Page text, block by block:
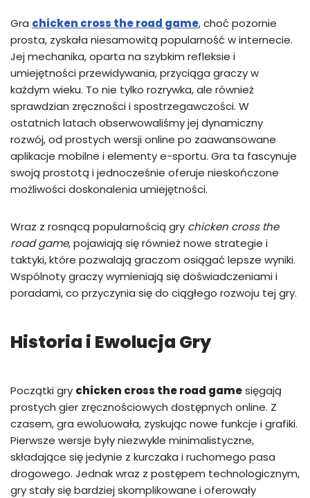
Gra chicken cross the road game, choć pozornie
prosta, zyskała niesamowitą popularność w internecie.
Jej mechanika, oparta na szybkim refleksie i
umiejętności przewidywania, przyciąga graczy w
każdym wieku. To nie tylko rozrywka, ale również
sprawdzian zręczności i spostrzegawczości. W
ostatnich latach obserwowaliśmy jej dynamiczny
rozwój, od prostych wersji online po zaawansowane
aplikacje mobilne i elementy e-sportu. Gra ta fascynuje
swoją prostotą i jednocześnie oferuje nieskończone
możliwości doskonalenia umiejętności.
Wraz z rosnącą popularnością gry chicken cross the
road game, pojawiają się również nowe strategie i
taktyki, które pozwalają graczom osiągać lepsze wyniki.
Wspólnoty graczy wymieniają się doświadczeniami i
poradami, co przyczynia się do ciągłego rozwoju tej gry.
Historia i Ewolucja Gry
Początki gry chicken cross the road gamesięgają
prostych gier zręcznościowych dostępnych online. Z
czasem, gra ewoluowała, zyskując nowe funkcje i grafiki.
Pierwsze wersje były niezwykle minimalistyczne,
składające się jedynie z kurczaka i ruchomego pasa
drogowego. Jednak wraz z postępem technologicznym,
gry stały się bardziej skomplikowane i oferowały